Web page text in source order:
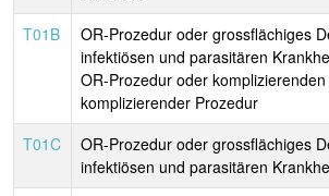
T01B
OR-Prozedur oder grossflächiges
infektiösen und parasitären
OR-Prozedur oder
komplizierender Prozedur
T01C
OR-Prozedur oder grossflächiges
infektiösen und parasitären